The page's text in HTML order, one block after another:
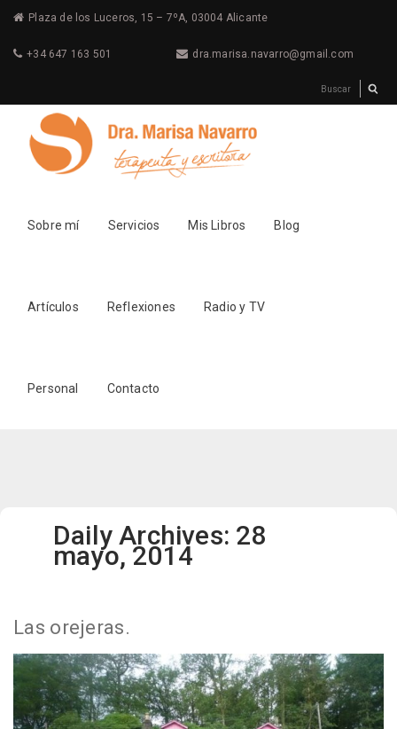
Plaza de los Luceros, 15 – 7ºA, 03004 Alicante
+34 647 163 501 dra.marisa.navarro@gmail.com
Sobre mí Servicios Mis Libros Blog
Artículos Reflexiones Radio y TV
Personal Contacto
Daily Archives: 28
mayo, 2014
Las orejeras.